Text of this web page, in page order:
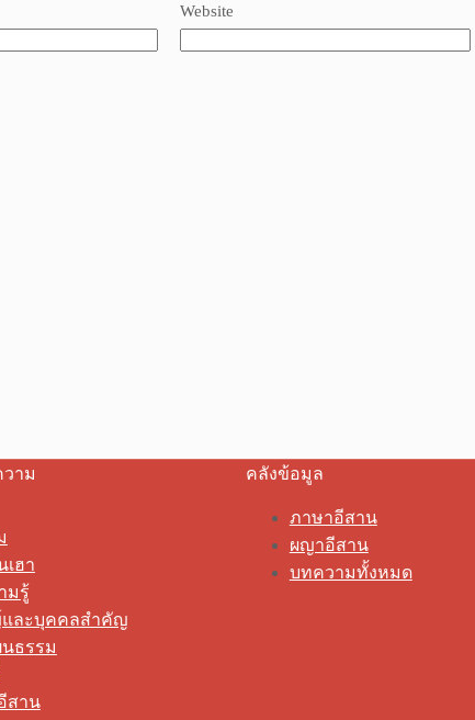
Website
าม
เฮา
มรู้
ละบุคคลสำคัญ
ธรรม
สาน
คลังข้อมูล
ภาษาอีสาน
ผญาอีสาน
บทความทั้งหมด